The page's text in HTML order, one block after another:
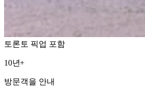
토론토 픽업 포함
10년+
방문객을 안내